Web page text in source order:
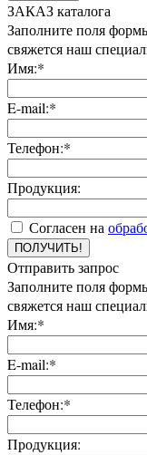
ЗАКАЗ каталога
Заполните поля
свяжется наш
Имя:*
E-mail:*
Телефон:*
Продукция:
Согласен на
ПОЛУЧИТЬ!
Отправить запрос
Заполните поля
свяжется наш
Имя:*
E-mail:*
Телефон:*
Продукция: